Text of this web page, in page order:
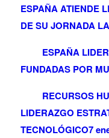
ESPAÑA ATIENDE
DE SU JORNADA
ESPAÑA
FUNDADAS POR
RECURSOS
LIDERAZGO
TECNOLÓGICO7